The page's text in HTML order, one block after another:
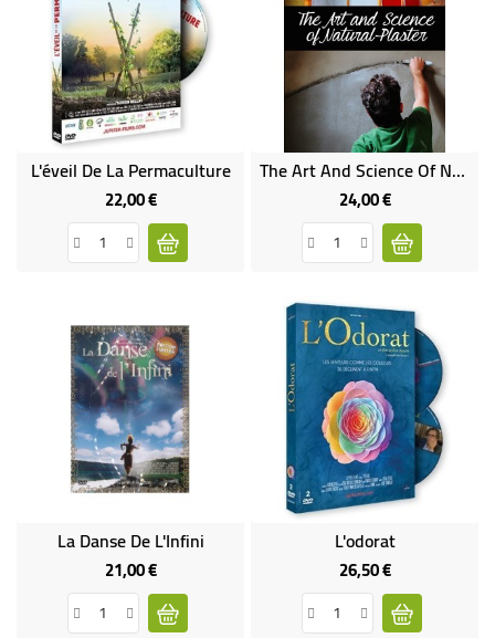
L'éveil De La Permaculture
22,00 €Prix
The Art And Science Of Natural Plaster
24,00 €Prix
La Danse De L'Infini
21,00 €Prix
L'odorat
26,50 €Prix